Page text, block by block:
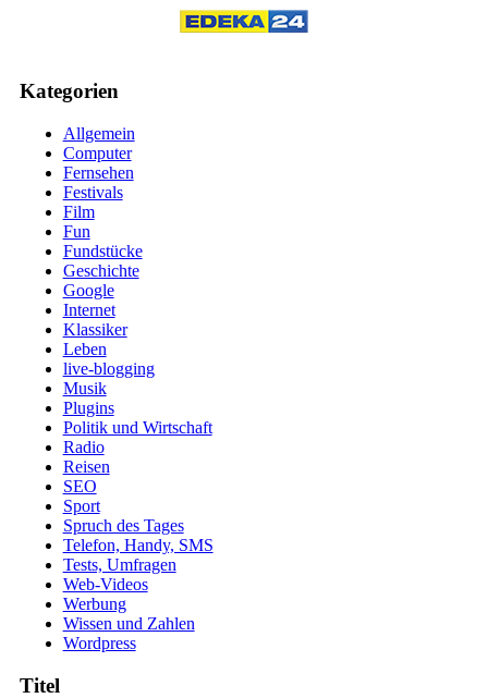
Kategorien
Allgemein
Computer
Fernsehen
Festivals
Film
Fun
Fundstücke
Geschichte
Google
Internet
Klassiker
Leben
live-blogging
Musik
Plugins
Politik und Wirtschaft
Radio
Reisen
SEO
Sport
Spruch des Tages
Telefon, Handy, SMS
Tests, Umfragen
Web-Videos
Werbung
Wissen und Zahlen
Wordpress
Titel